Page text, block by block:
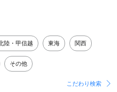
陸・甲信越 東海 関西
その他
こだわり検索